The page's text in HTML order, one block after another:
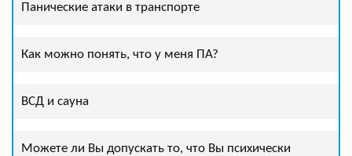
Панические атаки в транспорте
Как можно понять, что у меня ПА?
ВСД и сауна
Можете ли Вы допускать то, что Вы психически